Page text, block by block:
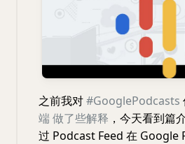
之前我对#GooglePodcasts
端做了些解释 ，今天看到篇
过 Podcast Feed 在 Google